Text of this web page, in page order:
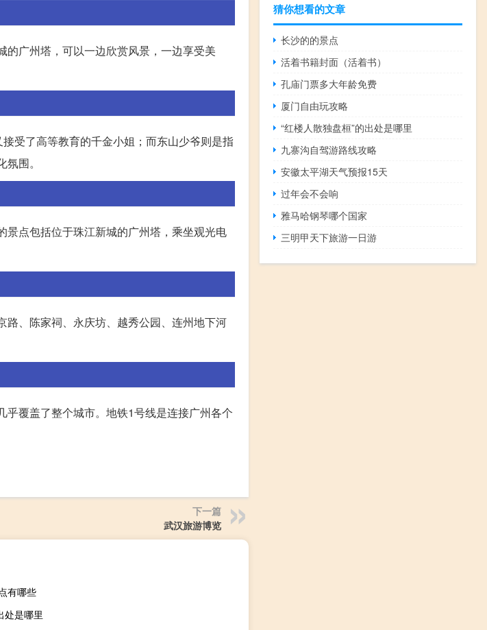
广州塔，可以一边欣赏风景，一边享受美
受了高等教育的千金小姐；而东山少爷则是指
围。
点包括位于珠江新城的广州塔，乘坐观光电
、陈家祠、永庆坊、越秀公园、连州地下河
覆盖了整个城市。地铁1号线是连接广州各个
下一篇
武汉旅游博览
有哪些
处是哪里
猜你想看的文章
长沙的的景点
活着书籍封面（活着书）
孔庙门票多大年龄免费
厦门自由玩攻略
“红楼人散独盘桓”的出处是哪里
九寨沟自驾游路线攻略
安徽太平湖天气预报15天
过年会不会响
雅马哈钢琴哪个国家
三明甲天下旅游一日游